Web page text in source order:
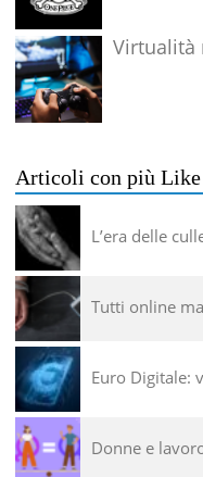
Virtualità
Articoli con più Like
L’era delle
Tutti online
Euro Digitale:
Donne e